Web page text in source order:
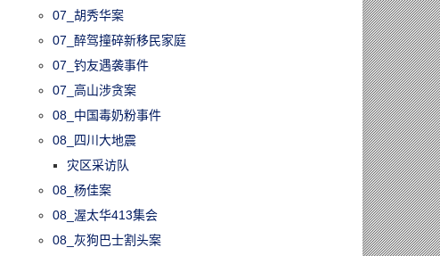
07_胡秀华案
07_醉驾撞碎新移民家庭
07_钓友遇袭事件
07_高山涉贪案
08_中国毒奶粉事件
08_四川大地震
灾区采访队
08_杨佳案
08_渥太华413集会
08_灰狗巴士割头案